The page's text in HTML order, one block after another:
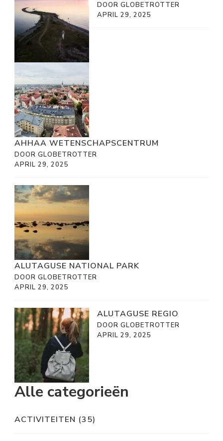
DOOR GLOBETROTTER
APRIL 29, 2025
AHHAA WETENSCHAPSCENTRUM
DOOR GLOBETROTTER
APRIL 29, 2025
ALUTAGUSE NATIONAL PARK
DOOR GLOBETROTTER
APRIL 29, 2025
ALUTAGUSE REGIO
DOOR GLOBETROTTER
APRIL 29, 2025
Alle categorieën
ACTIVITEITEN (35)